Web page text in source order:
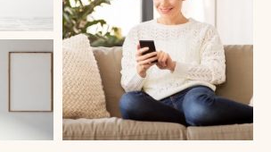
PAR
EXCLUSIVITÉS